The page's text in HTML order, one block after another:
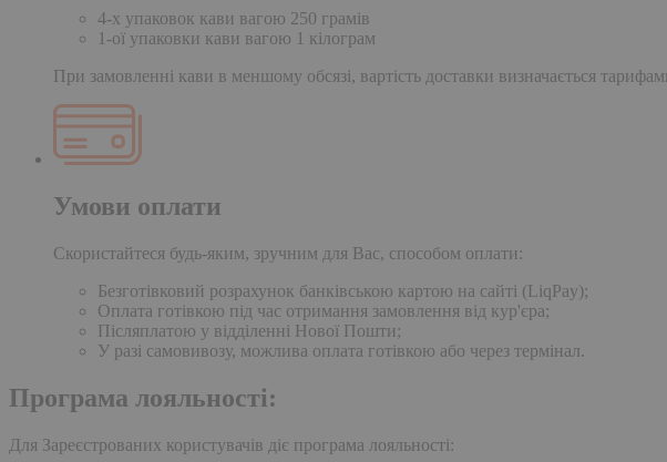
4-х упаковок кави вагою 250 грамів
1-ої упаковки кави вагою 1 кілограм
При замовленні кави в меншому обсязі, вартість доставки визначається
Умови оплати
Скористайтеся будь-яким, зручним для Вас, способом оплати:
Безготівковий розрахунок банківською картою на сайті (LiqPay);
Оплата готівкою під час отримання замовлення від кур'єра;
Післяплатою у відділенні Нової Пошти;
У разі самовивозу, можлива оплата готівкою або через термінал.
Програма лояльності:
Для Зареєстрованих користувачів діє програма лояльності: